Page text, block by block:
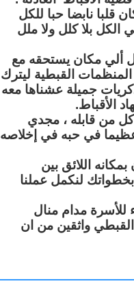
نابضا حبا للكل
الكل بلا كلل ولا ملل
ألي مكان يستحقه مع
المنظمات القبطية ليترك
جميلة عشناها معه
الأقباط.
من قابله ، مجدي
في حبه في إخلاصه
اللائق بين
لنكمل عملنا
للأسرة مدام منال
القبطي واثقين من ان